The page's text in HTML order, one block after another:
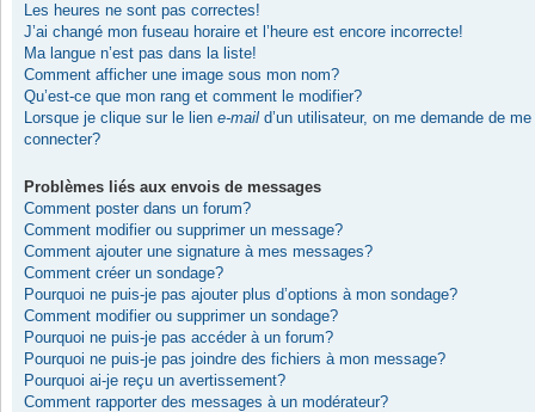
Les heures ne sont pas correctes!
J’ai changé mon fuseau horaire et l’heure est encore incorrecte!
Ma langue n’est pas dans la liste!
Comment afficher une image sous mon nom?
Qu’est-ce que mon rang et comment le modifier?
Lorsque je clique sur le lien e-mail d’un utilisateur, on me demande de me
connecter?
Problèmes liés aux envois de messages
Comment poster dans un forum?
Comment modifier ou supprimer un message?
Comment ajouter une signature à mes messages?
Comment créer un sondage?
Pourquoi ne puis-je pas ajouter plus d’options à mon sondage?
Comment modifier ou supprimer un sondage?
Pourquoi ne puis-je pas accéder à un forum?
Pourquoi ne puis-je pas joindre des fichiers à mon message?
Pourquoi ai-je reçu un avertissement?
Comment rapporter des messages à un modérateur?